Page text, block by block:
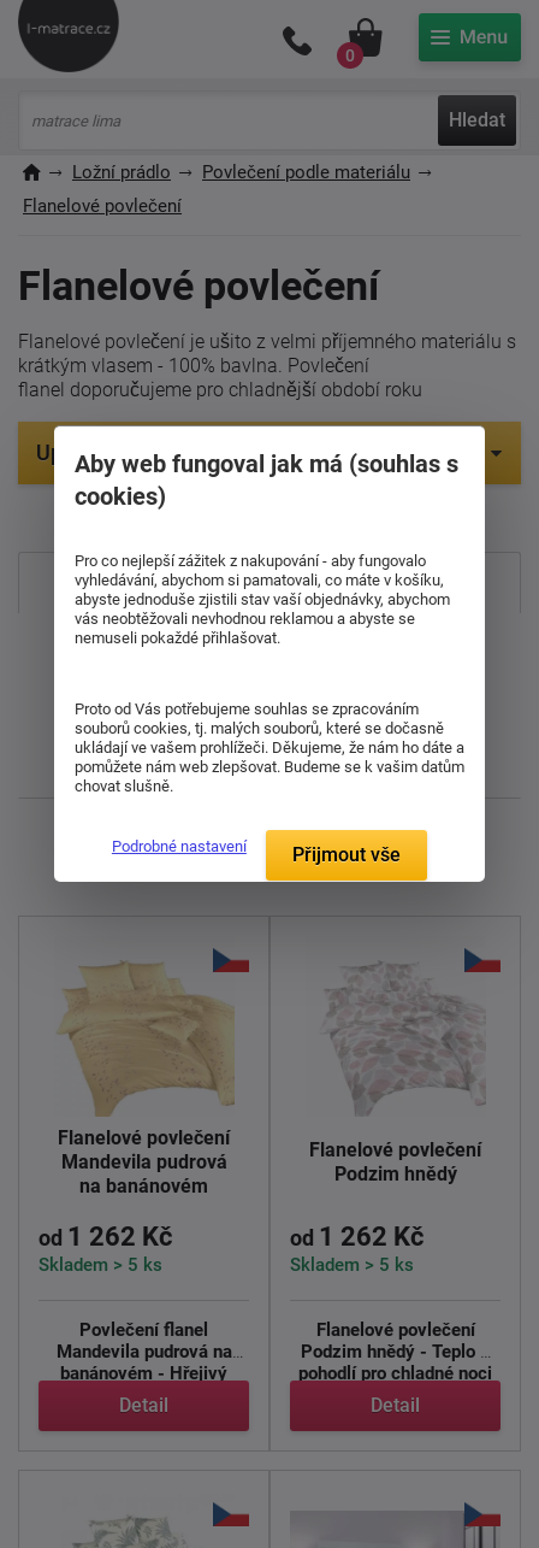
Hledat
Můj účet
0
Ložní prádlo
Povlečení podle materiálu
Flanelové povlečení
Flanelové povlečení
Flanelové povlečení je ušito z velmi příjemného materiálu s
krátkým vlasem - 100% bavlna. Povlečení
flanel doporučujeme pro chladnější období roku
Upřesnit parametry
Nejprodávanější
Od nejdražšího
Od nejlevnějšího
Nejnovější
Zobrazuji 1 - 6 z 6
Flanelové povlečení
Mandevila pudrová
na banánovém
od 1 262 Kč
Skladem > 5 ks
Povlečení flanel
Mandevila pudrová na
banánovém - Hřejivý
komfort pro ...
Detail
Flanelové povlečení
Podzim hnědý
od 1 262 Kč
Skladem > 5 ks
Flanelové povlečení
Podzim hnědý - Teplo a
pohodlí pro chladné noci
...
Detail
Aby web fungoval jak má (souhlas s
cookies)
Pro co nejlepší zážitek z nakupování - aby fungovalo
vyhledávání, abychom si pamatovali, co máte v košíku,
abyste jednoduše zjistili stav vaší objednávky, abychom
vás neobtěžovali nevhodnou reklamou a abyste se
nemuseli pokaždé přihlašovat.
Proto od Vás potřebujeme souhlas se zpracováním
souborů cookies, tj. malých souborů, které se dočasně
ukládají ve vašem prohlížeči. Děkujeme, že nám ho dáte a
pomůžete nám web zlepšovat. Budeme se k vašim datům
chovat slušně.
Podrobné nastavení Přijmout vše